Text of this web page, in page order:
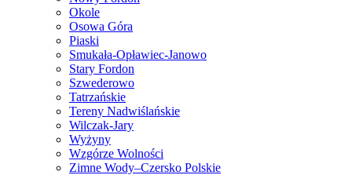
Okole
Osowa Góra
Piaski
Smukała-Opławiec-Janowo
Stary Fordon
Szwederowo
Tatrzańskie
Tereny Nadwiślańskie
Wilczak-Jary
Wyżyny
Wzgórze Wolności
Zimne Wody–Czersko Polskie